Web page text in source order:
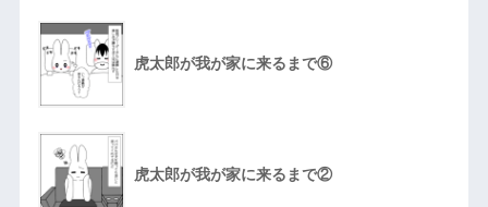
虎太郎が我が家に来るまで⑥
虎太郎が我が家に来るまで②